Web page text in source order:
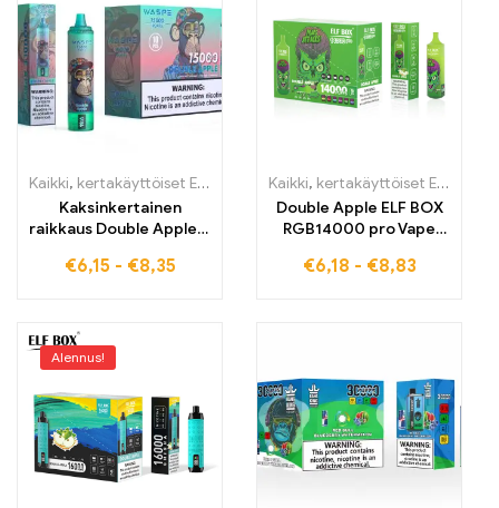
Kaikki, kertakäyttöiset E-savut
Kertakäyttöiset sähkötupakat
Kaksinkertainen
raikkaus Double Apple –
jokaisesta vedosta
€6,15 - €8,35
Kaikki, kertakäyttöiset E-savut
Double Apple ELF BOX
RGB14000 pro Vape
kaksoishedelmistä
€6,18 - €8,83
Alennus!